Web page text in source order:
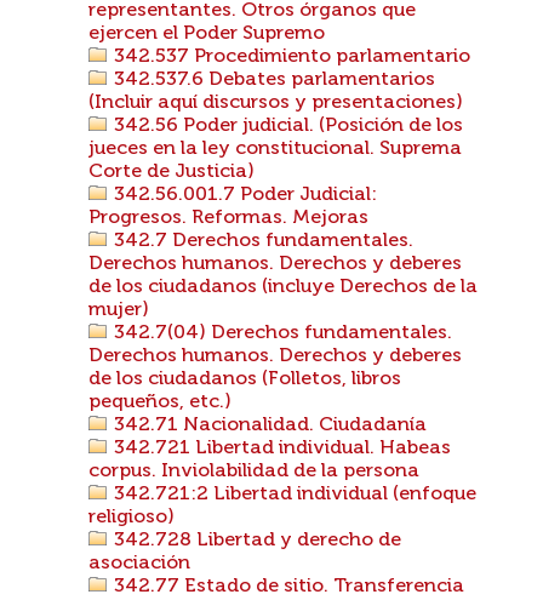
representantes. Otros órganos que
ejercen el Poder Supremo
342.537 Procedimiento parlamentario
342.537.6 Debates parlamentarios
(Incluir aquí discursos y presentaciones)
342.56 Poder judicial. (Posición de los
jueces en la ley constitucional. Suprema
Corte de Justicia)
342.56.001.7 Poder Judicial:
Progresos. Reformas. Mejoras
342.7 Derechos fundamentales.
Derechos humanos. Derechos y deberes
de los ciudadanos (incluye Derechos de la
mujer)
342.7(04) Derechos fundamentales.
Derechos humanos. Derechos y deberes
de los ciudadanos (Folletos, libros
pequeños, etc.)
342.71 Nacionalidad. Ciudadanía
342.721 Libertad individual. Habeas
corpus. Inviolabilidad de la persona
342.721:2 Libertad individual (enfoque
religioso)
342.728 Libertad y derecho de
asociación
342.77 Estado de sitio. Transferencia